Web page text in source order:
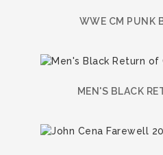
WWE CM PUNK
MEN'S BLACK